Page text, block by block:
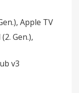
Apple TV
Gen.),
v3